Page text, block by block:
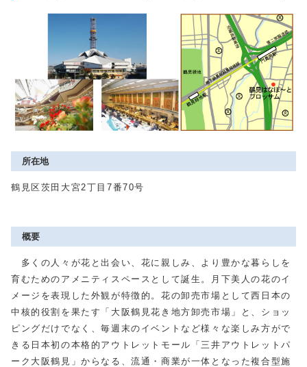
所在地
鶴見区茨田大宮2丁目7番70号
概要
多くの人々が花と出会い、花に親しみ、より豊かな暮らしを
育むためのアメニティスペースとして誕生。月下美人の花のイ
メージを表現した外観が特徴的。花の卸売市場として西日本の
中核的役割を果たす「大阪鶴見花き地方卸売市場」と、ショッ
ピングだけでなく、毎週末のイベントなど様々な楽しみ方がで
きる日本初の本格的アウトレットモール「三井アウトレットパ
ーク大阪鶴見」からなる、流通・商業が一体となった複合型施